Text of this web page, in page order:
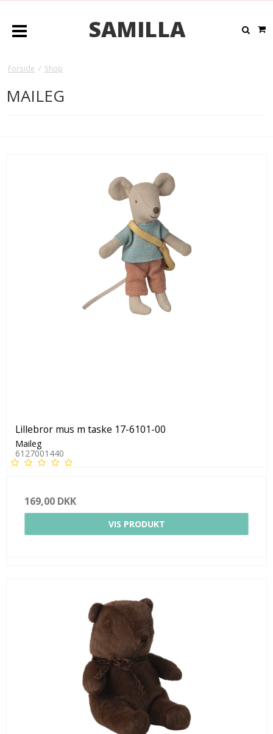
SAMILLA
Forside / Shop
MAILEG
Lillebror mus m taske 17-6101-00
Maileg
6127001440
169,00 DKK
VIS PRODUKT